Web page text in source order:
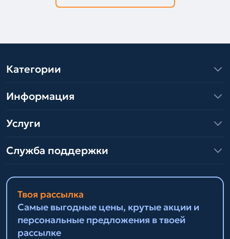
Категории
Информация
Услуги
Служба поддержки
Твоя рассылка
Самые выгодные цены, крутые акции и
персональные предложения в твоей
рассылке